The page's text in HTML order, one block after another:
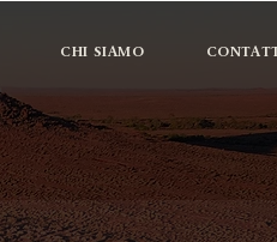
CHI SIAMO